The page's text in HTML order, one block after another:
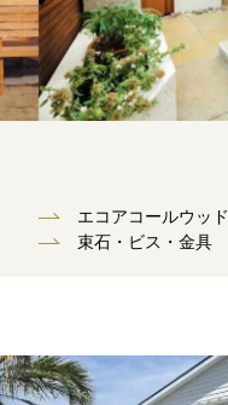
エコアコールウッド
束⽯・ビス・⾦具